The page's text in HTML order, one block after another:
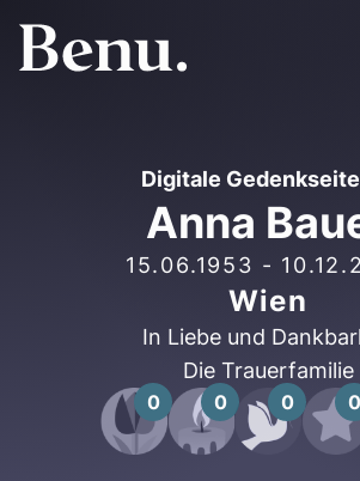
Digitale Gedenkseite
Anna
15.06.1953 -
Wien
In Liebe und
Die Trauerfamilie
0 0 0 0